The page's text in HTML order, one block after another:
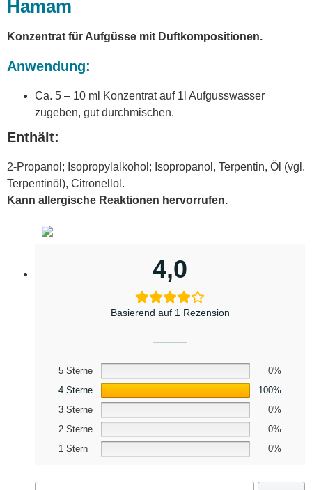
Hamam
Konzentrat für Aufgüsse mit Duftkompositionen.
Anwendung:
Ca. 5 – 10 ml Konzentrat auf 1l Aufgusswasser
zugeben, gut durchmischen.
Enthält:
2-Propanol; Isopropylalkohol; Isopropanol, Terpentin, Öl (vgl.
Terpentinöl), Citronellol.
Kann allergische Reaktionen hervorrufen.
4,0
Basierend auf 1 Rezension
5 Sterne
0%
4 Sterne
100%
3 Sterne
0%
2 Sterne
0%
1 Stern
0%